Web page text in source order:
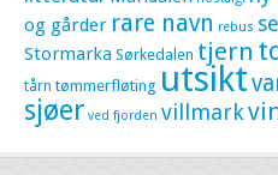
og gårder rare navn rebus
Stormarka Sørkedalen tjern
tårn tømmerfløting utsikt
sjøer ved fjorden villmark